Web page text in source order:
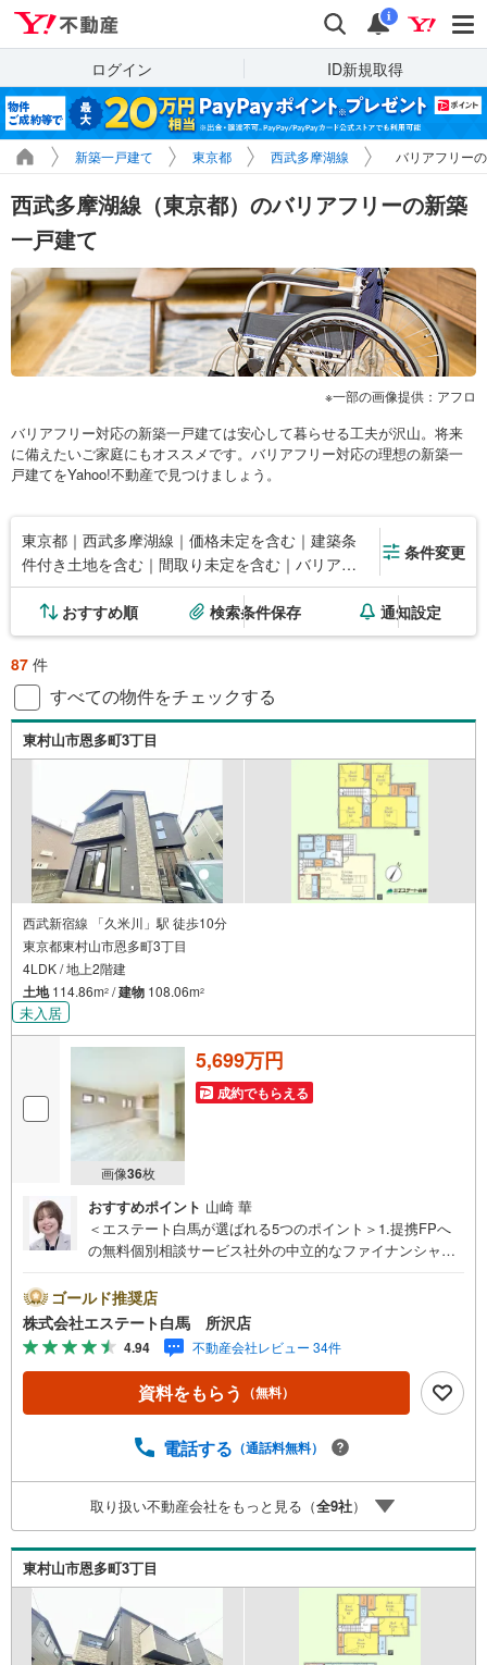
検索 通知
i
ログイン ID新規取得
新築一戸建て 東京都 西武多摩湖線 バリアフリー
西武多摩湖線（東京都）のバリアフリーの新築
一戸建て
一部の画像提供：アフロ
バリアフリー対応の新築一戸建ては安心して暮らせる工夫が沢山。将来
に備えたいご家庭にもオススメです。バリアフリー対応の理想の新築一
戸建てをYahoo!不動産で見つけましょう。
東京都｜西武多摩湖線｜価格未定を含む｜建築条
件付き土地を含む｜間取り未定を含む｜バリアフ
リー住宅
条件変更
おすすめ順 検索条件保存 通知設定
87 件
すべての物件をチェックする
東村山市恩多町3丁目
西武新宿線 「久米川」駅 徒歩10分
東京都東村山市恩多町3丁目
4LDK / 地上2階建
土地114.86m2 /建物 108.06m2
未入居
画像36枚
5,699万円
成約でもらえる
おすすめポイント 山崎 華
＜エステート白馬が選ばれる5つのポイント＞1.提携FPへ
の無料個別相談サービス社外の中立的なファイナンシャル
や学費等も含めてシミュレーションをご提案できます2.物
件情報が豊富所沢市を中心にたくさんの情報をご用意して
おります。インターネット広告前の物件も多数取り揃えて
おります。お客様のご希望エリアをお申し付けください。
3.自社グループでリフォーム、新築請負所沢店の3階はリフ
ォーム、注文建築部門の相談スペースです。一級建築士を
て、リフォームや注文建築についてご相談頂けます4.年中
～19:00 この時間はお電話でのお問合わせがスムーズです
5.お子様連れでおこしくださいキッズスペース、授乳室、
オムツ替えベッド、アンパンマンジュースをご用意してお
ります。ご見学ご希望の方は、右上の“室内・現地を見学す
る（無料）をボタンからご予約ください。
ゴールド推奨店
株式会社エステート白馬 所沢店
4.94 不動産会社レビュー 34件
資料をもらう （無料）
電話する （通話料無料）
取り扱い不動産会社をもっと見る（全9社）
東村山市恩多町3丁目